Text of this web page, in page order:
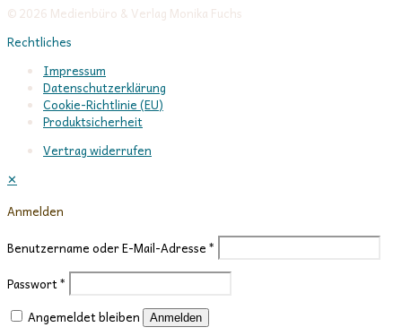
© 2026 Medienbüro & Verlag Monika Fuchs
Rechtliches
Impressum
Datenschutzerklärung
Cookie-Richtlinie (EU)
Produktsicherheit
Vertrag widerrufen
✕
Anmelden
Benutzername oder E-Mail-Adresse*
Passwort*
Angemeldet bleiben
Anmelden